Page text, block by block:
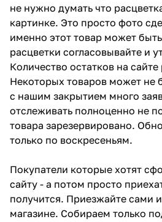
не нужно думать что
картинке. Это просто фото
именно этот товар может
расцветки согласовывайте и
Количество остатков на
Некоторых товаров может не
с нашим закрытием много
отслеживать полноценно не
товара зарезервировано.
только по воскресеньям.
Покупатели которые хотят
сайту - а потом просто
получится. Приезжайте сами
магазине. Собираем только